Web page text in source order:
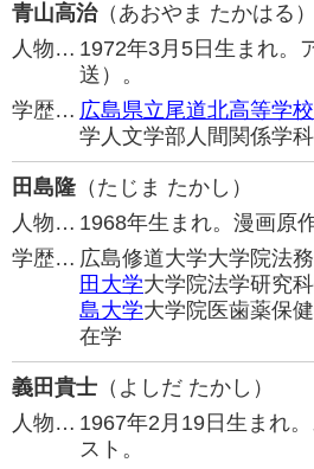
青山高治（あおやま たかはる）
人物… 1972年3月5日生まれ。
送）。
学歴… 広島県立尾道北高等学校
学人文学部人間関係学
田島隆 （たじま たかし）
人物… 1968年生まれ。漫画原作
学歴… 広島修道大学大学院法
田大学大学院法学研究
島大学大学院医歯薬保
在学
義田貴士 （よしだ たかし）
人物… 1967年2月19日生まれ
スト。